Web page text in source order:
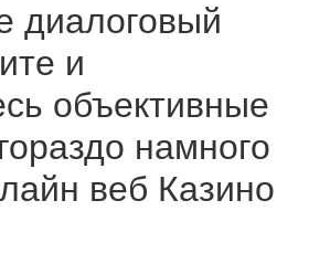
диалоговый
и
объективные
намного
веб Казино